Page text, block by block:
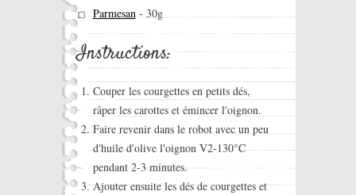
Parmesan- 30g
Instructions:
Couper les courgettes en petits dés,
râper les carottes et émincer l'oignon.
Faire revenir dans le robot avec un peu
d'huile d'olive l'oignon V2-130°C
pendant 2-3 minutes.
Ajouter ensuite les dés de courgettes et